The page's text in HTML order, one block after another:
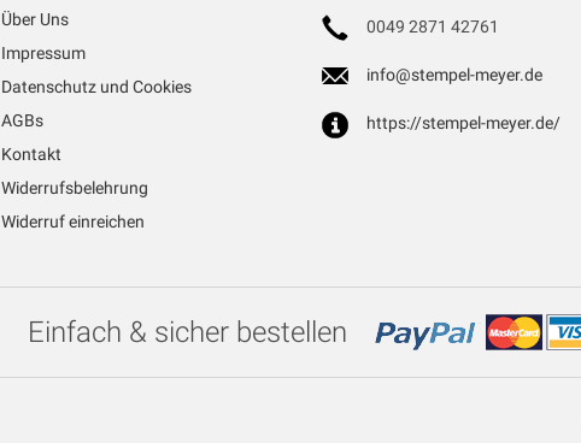
Über Uns
Impressum
Datenschutz und Cookies
AGBs
Kontakt
Widerrufsbelehrung
Widerruf einreichen
0049 2871 42761
info@stempel-meyer.de
https://stempel-meyer.de/
Einfach & sicher bestellen